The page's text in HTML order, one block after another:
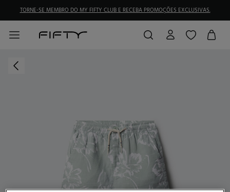
TORNE-SE MEMBRO DO MY FIFTY CLUB E RECEBA PROMOÇÕES EXCLUSIVAS.